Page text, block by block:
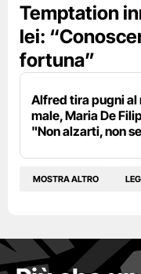
Temptation
lei:
fortuna”
Alfred tira pugni al
male, Maria De
"Non alzarti, non
MOSTRA ALTRO